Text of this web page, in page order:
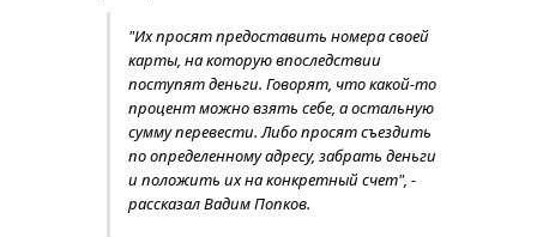
"Их просят предоставить номера своей
карты, на которую впоследствии
поступят деньги. Говорят, что какой-то
процент можно взять себе, а остальную
сумму перевести. Либо просят съездить
по определенному адресу, забрать деньги
и положить их на конкретный счет", -
рассказал Вадим Попков.